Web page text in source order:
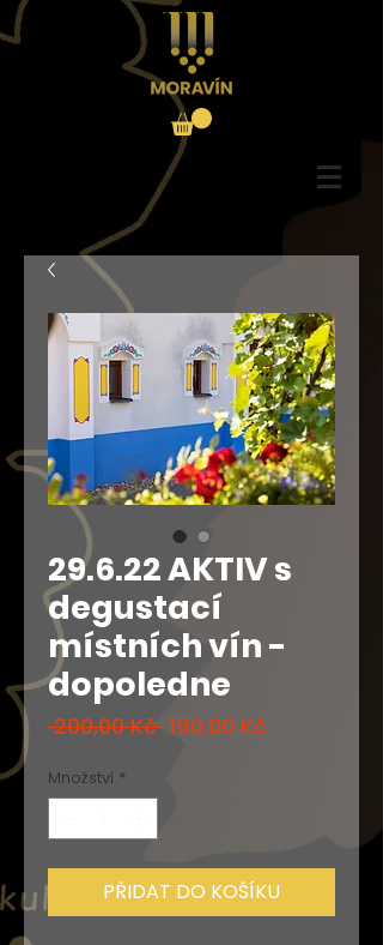
29.6.22 AKTIV s
degustací
místních vín -
dopoledne
200,00 Kč Běžná
150,00 Kč
Množství *
PŘIDAT DO KOŠÍKU